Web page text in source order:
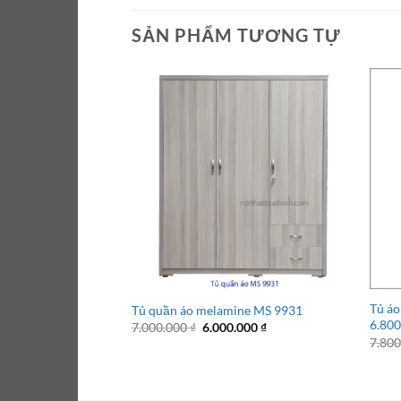
SẢN PHẨM TƯƠNG TỰ
Tủ quần áo melamine MS 9931
7.000.000₫ Giá
6.000.000₫Giá
Tủ